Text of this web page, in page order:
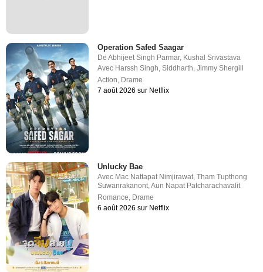
Operation Safed Saagar
DeAbhijeet Singh Parmar, Kushal Srivastava
Avec Harssh Singh,Siddharth,Jimmy Shergill
Action, Drame
7 août 2026 sur Netflix
Unlucky Bae
Avec Mac Nattapat Nimjirawat,Tham Tupthong
Suwanrakanont,Aun Napat Patcharachavalit
Romance, Drame
6 août 2026 sur Netflix